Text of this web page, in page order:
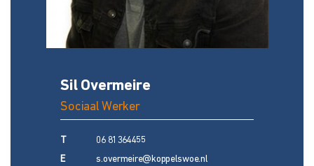
Sil Overmeire
Sociaal Werker
06 81364455
E s.overmeire@koppelswoe.nl